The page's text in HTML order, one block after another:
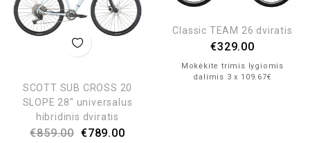
SCOTT SUB CROSS 20
SLOPE 28″ universalus
hibridinis dviratis
€859.00 €789.00
Classic TEAM 26 dviratis
€329.00
Mokėkite trimis lygiomis
dalimis 3 x 109.67€